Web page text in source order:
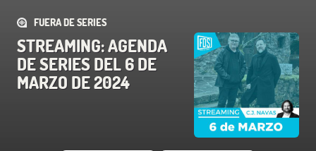
FUERA DE SERIES
STREAMING: AGENDA
DE SERIES DEL 6 DE
MARZO DE 2024